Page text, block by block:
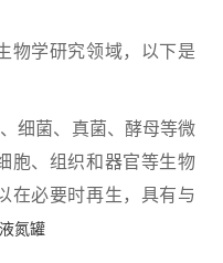
学研究领域，以下是
菌、真菌、酵母等微
胞、组织和器官等生物
在必要时再生，具有与
氮罐